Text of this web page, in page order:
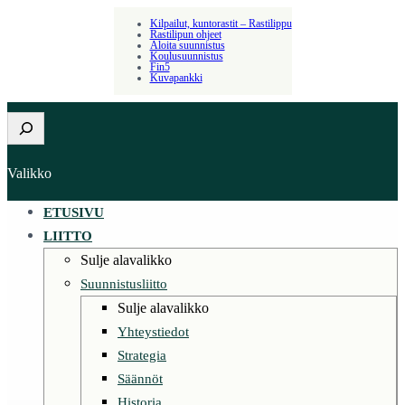
Kilpailut, kuntorastit – Rastilippu
Rastilipun ohjeet
Aloita suunnistus
Koulusuunnistus
Fin5
Kuvapankki
Etsi
Valikko
ETUSIVU
LIITTO
Sulje alavalikko
Suunnistusliitto
Sulje alavalikko
Yhteystiedot
Strategia
Säännöt
Historia